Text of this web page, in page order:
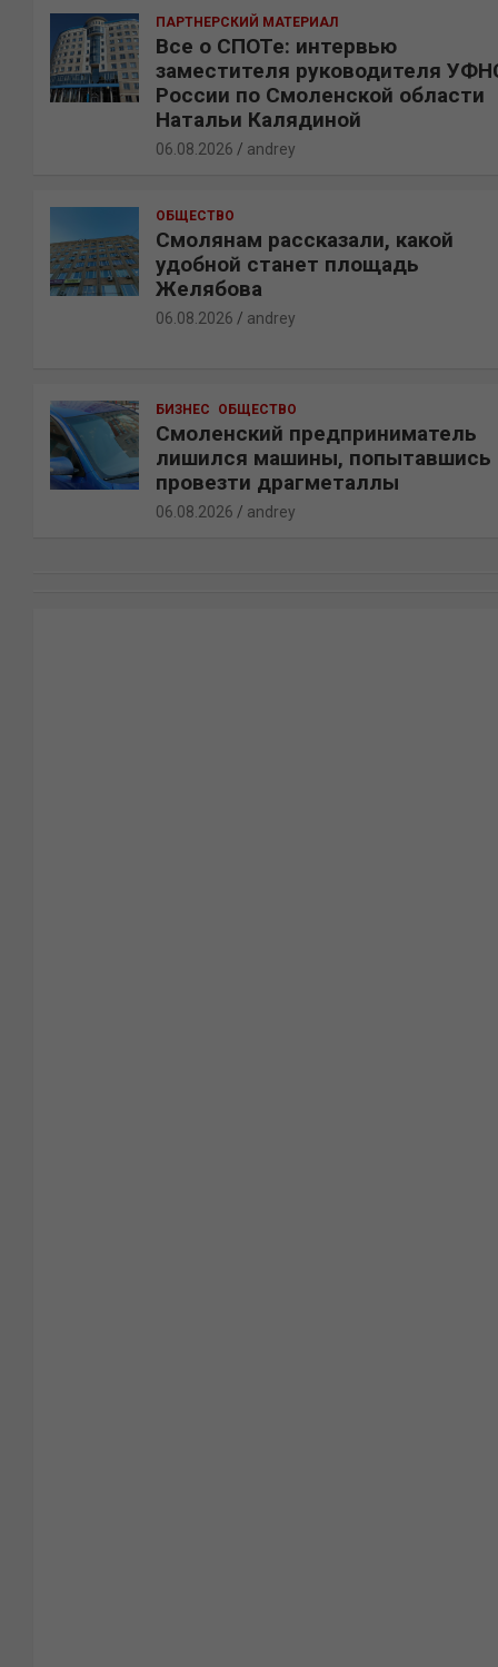
ПАРТНЕРСКИЙ МАТЕРИАЛ
Все о СПОТе: интервью
заместителя руководителя
России по Смоленской области
Натальи Калядиной
06.08.2026 andrey
ОБЩЕСТВО
Смолянам рассказали, какой
удобной станет площадь
Желябова
06.08.2026 andrey
БИЗНЕС ОБЩЕСТВО
Смоленский предприниматель
лишился машины, попытавшись
провезти драгметаллы
06.08.2026 andrey